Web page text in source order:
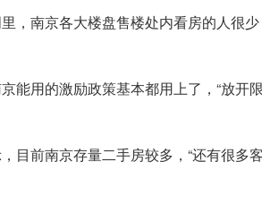
，南京各大楼盘售楼处内看房的人很
能用的激励政策基本都用上了，“放
目前南京存量二手房较多，“还有很多客